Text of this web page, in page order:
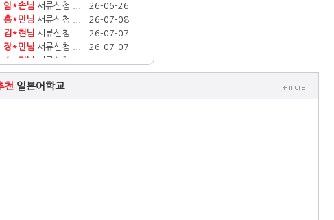
홍*민님 서류신청 ...
26-07-08
김*현님 서류신청 ...
26-07-07
장*민님 서류신청 ...
26-07-07
소*지님서류신청 ...
26-07-07
강*민님서류신청 ...
서류신청 ...
임*손님 서류신청 ... 26-06-26
천 일본어학교